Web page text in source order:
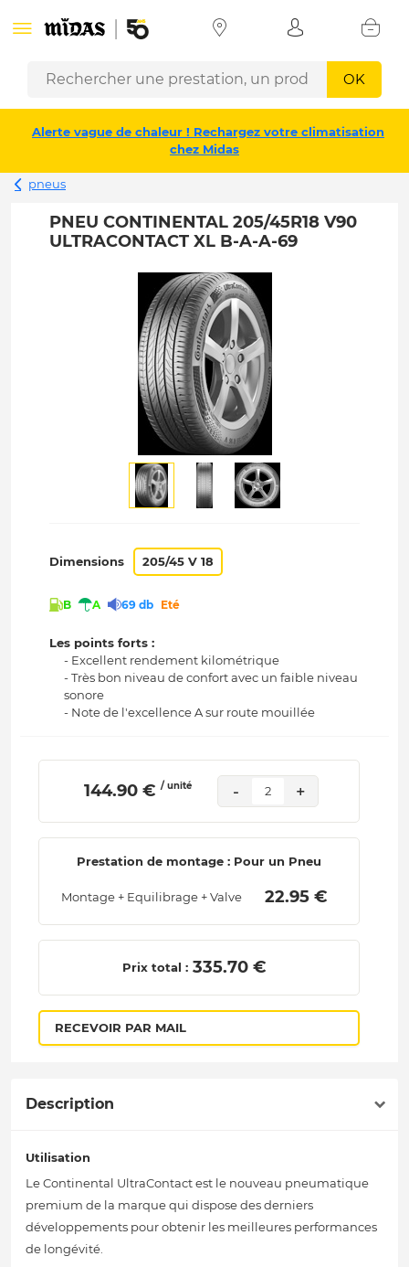
OK
Alerte vague de chaleur ! Rechargez votre climatisation
chez Midas
pneus
PNEU CONTINENTAL 205/45R18 V90
ULTRACONTACT XL B-A-A-69
Dimensions 205/45 V 18
B A 69 db Eté
Les points forts :
- Excellent rendement kilométrique
- Très bon niveau de confort avec un faible niveau
sonore
- Note de l'excellence A sur route mouillée
144.90 € / unité - 2 +
Prestation de montage : Pour un Pneu
Montage + Equilibrage + Valve 22.95 €
Prix total : 335.70 €
RECEVOIR PAR MAIL
Description
Utilisation
Le Continental UltraContact est le nouveau pneumatique
premium de la marque qui dispose des derniers
développements pour obtenir les meilleures performances
de longévité.